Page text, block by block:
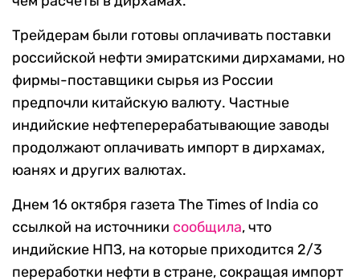
Трейдерам были готовы оплачивать поставки
российской нефти эмиратскими дирхамами, но
фирмы-поставщики сырья из России
предпочли китайскую валюту. Частные
индийские нефтеперерабатывающие заводы
продолжают оплачивать импорт в дирхамах,
юанях и других валютах.
Днем 16 октября газета The Times of India со
ссылкой на источники сообщила, что
индийские НПЗ, на которые приходится 2/3
переработки нефти в стране, сокращая импорт